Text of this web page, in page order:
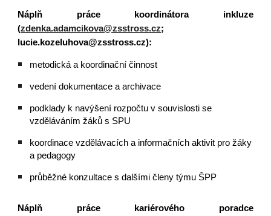
Náplň práce koordinátora inkluze
(zdenka.adamcikova@zsstross.cz;
lucie.kozeluhova@zsstross.cz):
metodická a koordinační činnost
vedení dokumentace a archivace
podklady k navýšení rozpočtu v souvislosti se
vzděláváním žáků s SPU
koordinace vzdělávacích a informačních aktivit pro žáky
a pedagogy
průběžné konzultace s dalšími členy týmu ŠPP
Náplň práce kariérového poradce